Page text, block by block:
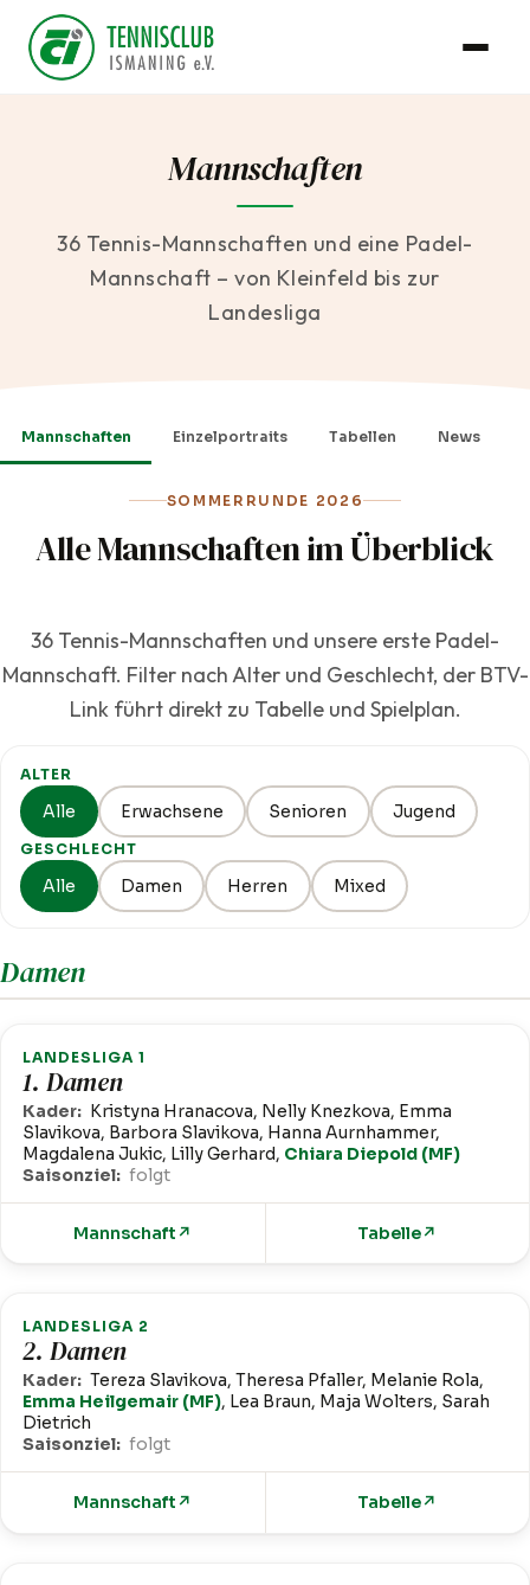
Mannschaften
36 Tennis-Mannschaften und eine Padel-
Mannschaft – von Kleinfeld bis zur
Landesliga
Mannschaften Einzelportraits Tabellen News
SOMMERRUNDE 2026
Alle Mannschaften im Überblick
36 Tennis-Mannschaften und unsere erste Padel-
Mannschaft. Filter nach Alter und Geschlecht, der BTV-
Link führt direkt zu Tabelle und Spielplan.
ALTER
Alle Erwachsene Senioren Jugend
GESCHLECHT
Alle Damen Herren Mixed
Damen
LANDESLIGA 1
1. Damen
Kader: Kristyna Hranacova, Nelly Knezkova, Emma
Slavikova, Barbora Slavikova, Hanna Aurnhammer,
Magdalena Jukic, Lilly Gerhard, Chiara Diepold (MF)
Saisonziel: folgt
Mannschaft ↗ Tabelle↗
LANDESLIGA 2
2. Damen
Kader: Tereza Slavikova, Theresa Pfaller, Melanie Rola,
Emma Heilgemair (MF), Lea Braun, Maja Wolters, Sarah
Dietrich
Saisonziel: folgt
Mannschaft ↗ Tabelle↗